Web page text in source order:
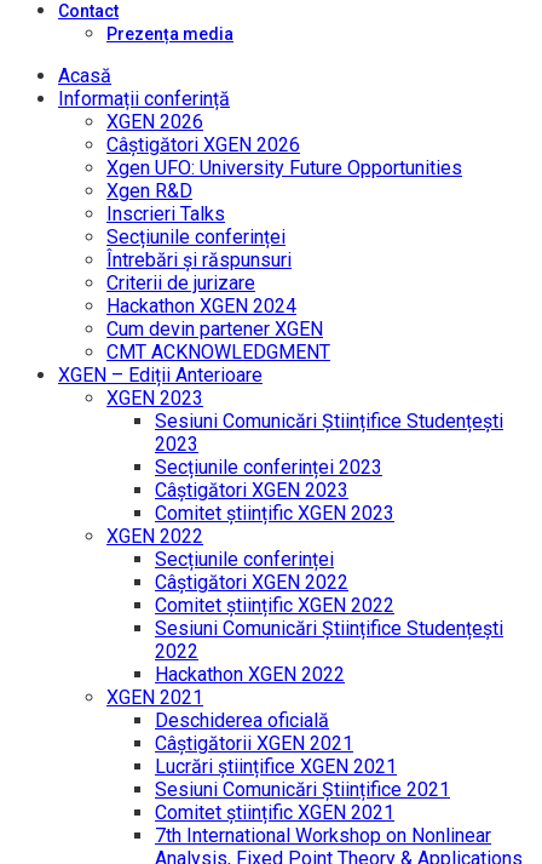
Contact
Prezența media
Acasă
Informații conferință
XGEN 2026
Câștigători XGEN 2026
Xgen UFO: University Future Opportunities
Xgen R&D
Inscrieri Talks
Secțiunile conferinței
Întrebări și răspunsuri
Criterii de jurizare
Hackathon XGEN 2024
Cum devin partener XGEN
CMT ACKNOWLEDGMENT
XGEN – Ediții Anterioare
XGEN 2023
Sesiuni Comunicări Științifice Studențești
2023
Secțiunile conferinței 2023
Câștigători XGEN 2023
Comitet științific XGEN 2023
XGEN 2022
Secțiunile conferinței
Câștigători XGEN 2022
Comitet științific XGEN 2022
Sesiuni Comunicări Științifice Studențești
2022
Hackathon XGEN 2022
XGEN 2021
Deschiderea oficială
Câștigătorii XGEN 2021
Lucrări științifice XGEN 2021
Sesiuni Comunicări Științifice 2021
Comitet științific XGEN 2021
7th International Workshop on Nonlinear
Analysis, Fixed Point Theory & Applications